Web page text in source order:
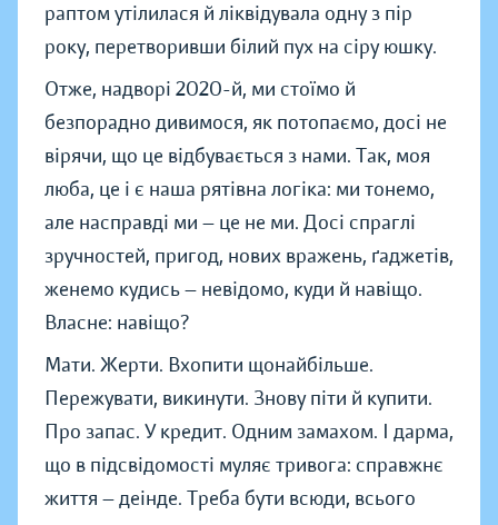
раптом утілилася й ліквідувала одну з пір
року, перетворивши білий пух на сіру юшку.
Отже, надворі 2020-й, ми стоїмо й
безпорадно дивимося, як потопаємо, досі не
вірячи, що це відбувається з нами. Так, моя
люба, це і є наша рятівна логіка: ми тонемо,
але насправді ми — це не ми. Досі спраглі
зручностей, пригод, нових вражень, ґаджетів,
женемо кудись — невідомо, куди й навіщо.
Власне: навіщо?
Мати. Жерти. Вхопити щонайбільше.
Пережувати, викинути. Знову піти й купити.
Про запас. У кредит. Одним замахом. І дарма,
що в підсвідомості муляє тривога: справжнє
життя — деінде. Треба бути всюди, всього